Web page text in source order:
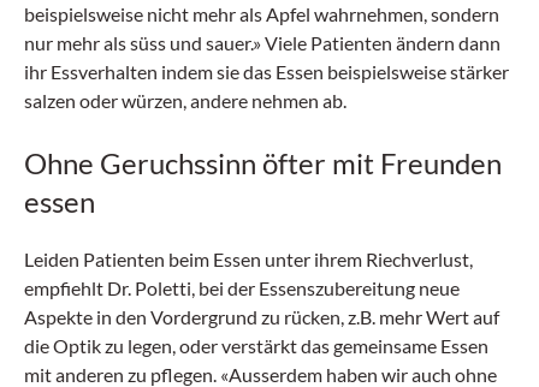
beispielsweise nicht mehr als Apfel wahrnehmen, sondern
nur mehr als süss und sauer.» Viele Patienten ändern dann
ihr Essverhalten indem sie das Essen beispielsweise stärker
salzen oder würzen, andere nehmen ab.
Ohne Geruchssinn öfter mit Freunden
essen
Leiden Patienten beim Essen unter ihrem Riechverlust,
empfiehlt Dr. Poletti, bei der Essenszubereitung neue
Aspekte in den Vordergrund zu rücken, z.B. mehr Wert auf
die Optik zu legen, oder verstärkt das gemeinsame Essen
mit anderen zu pflegen. «Ausserdem haben wir auch ohne